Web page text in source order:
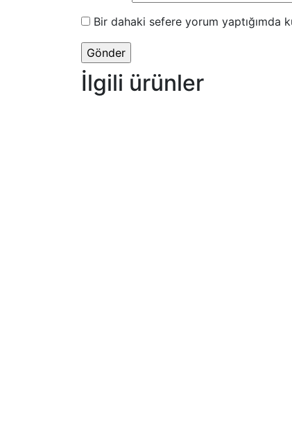
Bir dahaki sefere yorum yaptığımda
İlgili ürünler